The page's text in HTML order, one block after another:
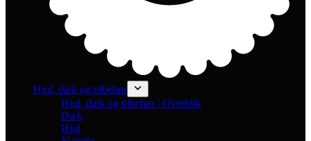
Hjul, dæk og tilbehør
Hjul, dæk og tilbehør | Overblik
Dæk
Hjul